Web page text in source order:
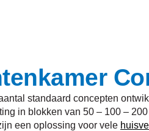
standaard concepten
in blokken van 50 – 100 –
een oplossing voor vele